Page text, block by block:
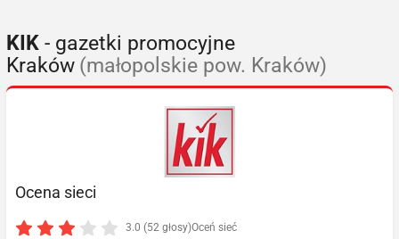
KIK - gazetki promocyjne
Kraków (małopolskie pow. Kraków)
Ocena sieci
3.0 (52 głosy)Oceń sieć